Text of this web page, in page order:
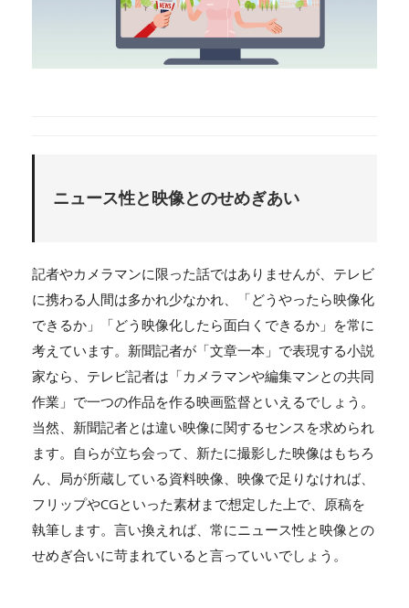
ニュース性と映像とのせめぎあい
記者やカメラマンに限った話ではありませんが、テレビ
に携わる人間は多かれ少なかれ、「どうやったら映像化
できるか」「どう映像化したら面白くできるか」を常に
考えています。新聞記者が「文章一本」で表現する小説
家なら、テレビ記者は「カメラマンや編集マンとの共同
作業」で一つの作品を作る映画監督といえるでしょう。
当然、新聞記者とは違い映像に関するセンスを求められ
ます。自らが立ち会って、新たに撮影した映像はもちろ
ん、局が所蔵している資料映像、映像で足りなければ、
フリップやCGといった素材まで想定した上で、原稿を
執筆します。言い換えれば、常にニュース性と映像との
せめぎ合いに苛まれていると言っていいでしょう。